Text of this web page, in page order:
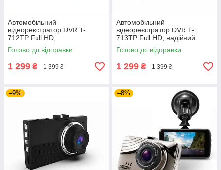
Автомобільний
відеореєстратор DVR T-
712TP Full HD,
автореєстратор на 2 камери
заднього виду
Готово до відправки
1 299 ₴ 1 399 ₴
Автомобільний
відеореєстратор DVR T-
713TP Full HD, надійний
двокамерний автореєстратор
із функцією нічної зйомки
Готово до відправки
1 299 ₴ 1 399 ₴
–9% –8%